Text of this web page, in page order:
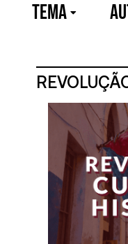
TEMA